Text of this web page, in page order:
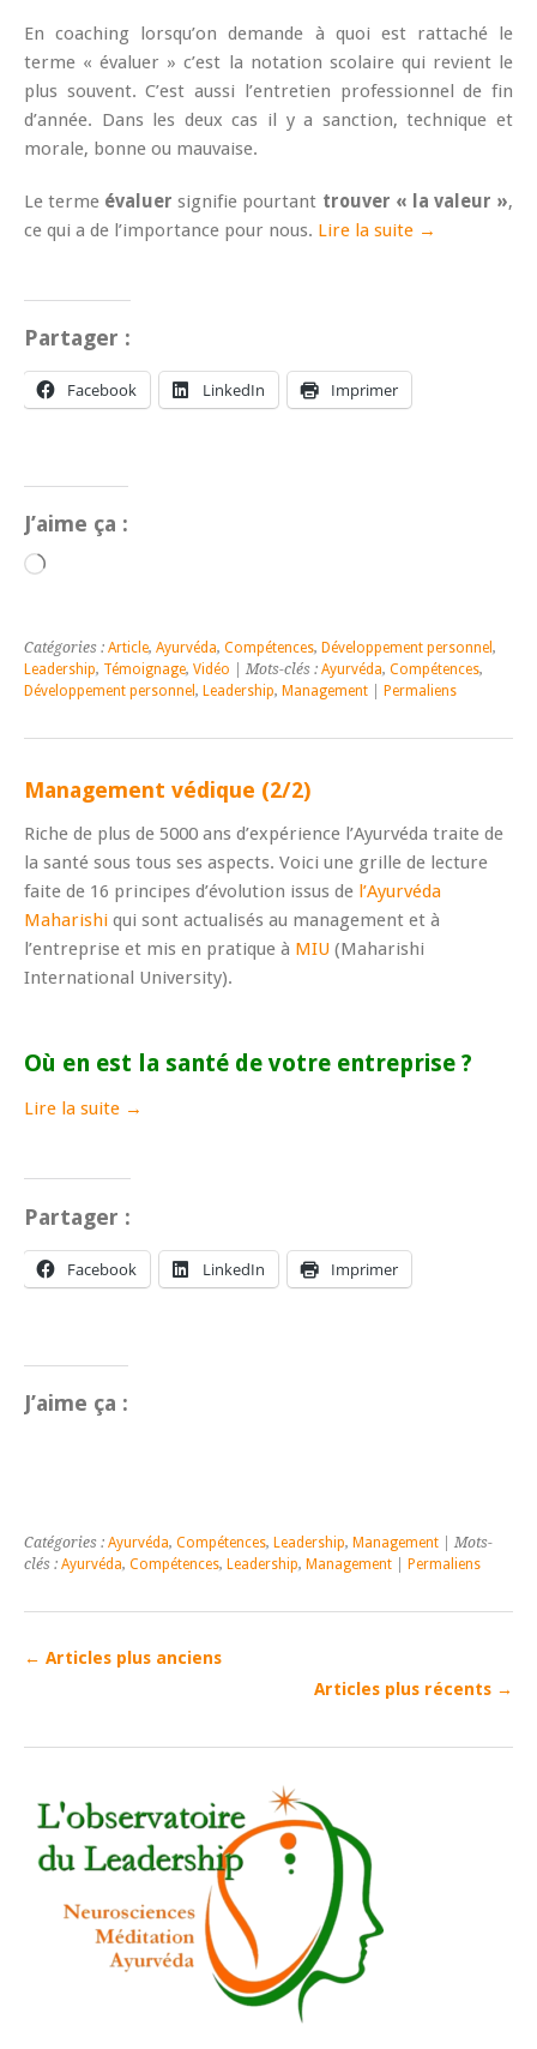
En coaching lorsqu’on demande à quoi est rattaché le
terme « évaluer » c’est la notation scolaire qui revient le
plus souvent. C’est aussi l’entretien professionnel de fin
d’année. Dans les deux cas il y a sanction, technique et
morale, bonne ou mauvaise.
Le terme évaluer signifie pourtant trouver « la valeur »,
ce qui a de l’importance pour nous. Lire la suite →
Partager :
Facebook LinkedIn Imprimer
J’aime ça :
Chargement…
Catégories : Article, Ayurvéda, Compétences, Développement personnel ,
Leadership, Témoignage, Vidéo | Mots-clés : Ayurvéda, Compétences,
Développement personnel , Leadership, Management Permaliens
Management védique (2/2)
Riche de plus de 5000 ans d’expérience l’Ayurvéda traite de
la santé sous tous ses aspects. Voici une grille de lecture
faite de 16 principes d’évolution issus de l’Ayurvéda
Maharishi qui sont actualisés au management et à
l’entreprise et mis en pratique à MIU (Maharishi
International University).
Où en est la santé de votre entreprise ?
Lire la suite →
Partager :
Facebook LinkedIn Imprimer
J’aime ça :
Catégories : Ayurvéda, Compétences, Leadership, Management | Mots-
clés : Ayurvéda, Compétences, Leadership, Management Permaliens
← Articles plus anciens
Articles plus récents →